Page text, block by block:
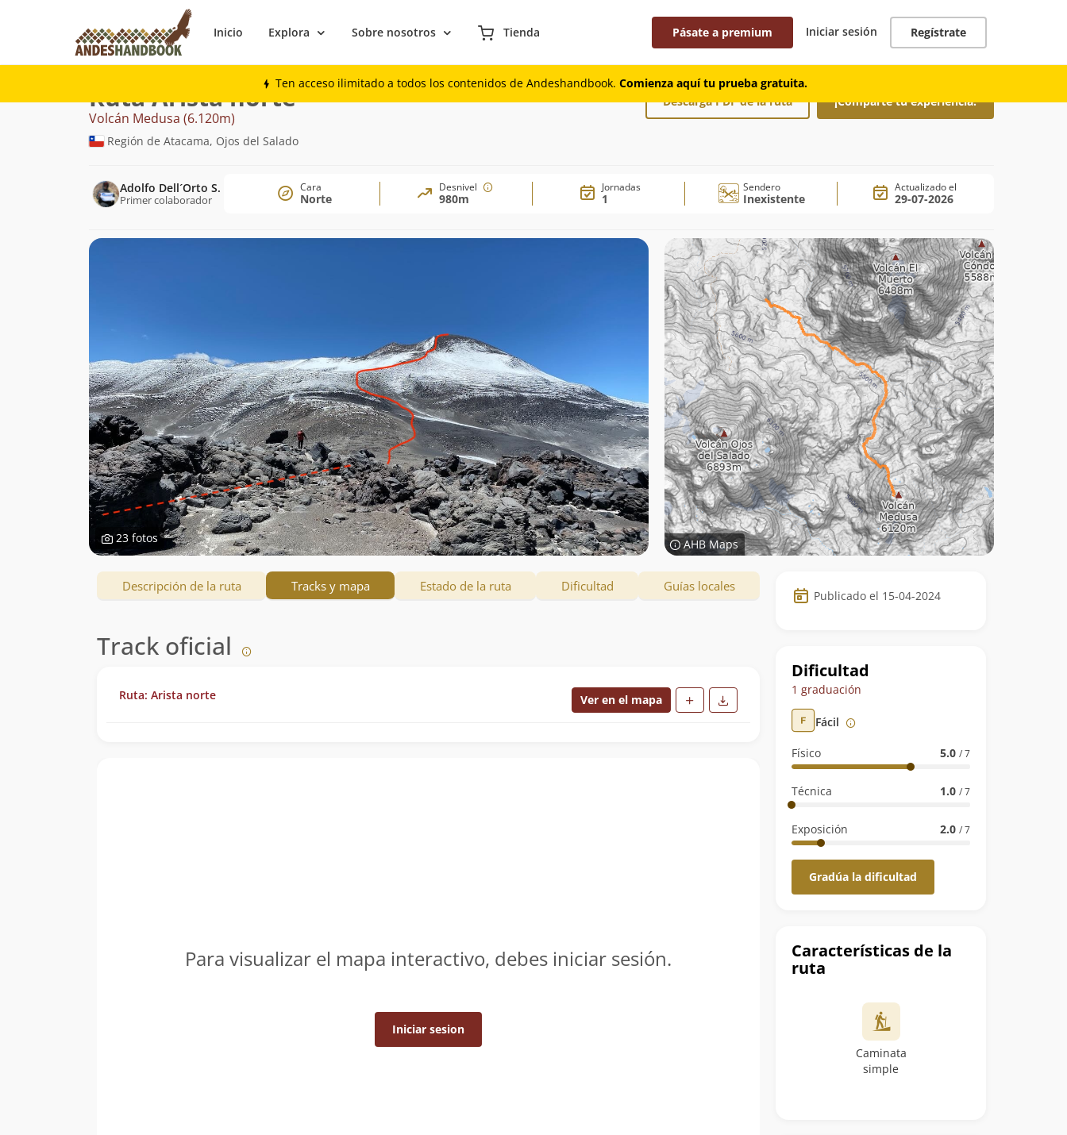
Inicio Explora Sobre nosotros Tienda Pásate a premium Iniciar sesión Regístrate
Ten acceso ilimitado a todos los contenidos de Andeshandbook. Comienza aquí tu prueba gratuita.
Montaña
Ruta Arista norte
Volcán Medusa (6.120m)
Región de Atacama, Ojos del Salado
Descarga PDF de la ruta ¡Comparte tu experiencia!
Adolfo Dell´Orto S.
Primer colaborador
Cara
Norte
Desnivel
980m
Jornadas
1
Sendero
Inexistente
Actualizado el
29-07-2026
23 fotos AHB Maps
Datos
de
ruta
Publicado el 15-04-2024
Dificultad
1 graduación
Fácil
Físico 5.0 / 7
Técnica 1.0 / 7
Exposición 2.0 / 7
Gradúa la dificultad
Características de la
ruta
Caminata
simple
Descripción de la ruta Tracks y mapa Estado de la ruta Dificultad Guías locales
Track oficial
Ruta: Arista norte Ver en el mapa
Para visualizar el mapa interactivo, debes iniciar sesión.
Iniciar sesion